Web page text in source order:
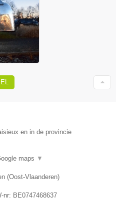
en in de provincie
maps ▼
(Oost-Vlaanderen)
nr: BE0747468637